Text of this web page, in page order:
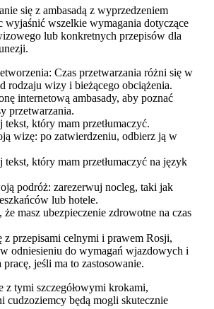
się z ambasadą z wyprzedzeniem
wyjaśnić wszelkie wymagania dotyczące
lub konkretnych przepisów dla
Czas przetwarzania różni się w
rodzaju wizy i bieżącego obciążenia.
internetową ambasady, aby poznać
przetwarzania.
tekst, który mam przetłumaczyć.
wizę: po zatwierdzeniu, odbierz ją w
tekst, który mam przetłumaczyć na język
podróż: zarezerwuj nocleg, taki jak
lub hotele.
masz ubezpieczenie zdrowotne na czas
z przepisami celnymi i prawem Rosji,
odniesieniu do wymagań wjazdowych i
pracę, jeśli ma to zastosowanie.
z tymi szczegółowymi krokami,
cudzoziemcy będą mogli skutecznie